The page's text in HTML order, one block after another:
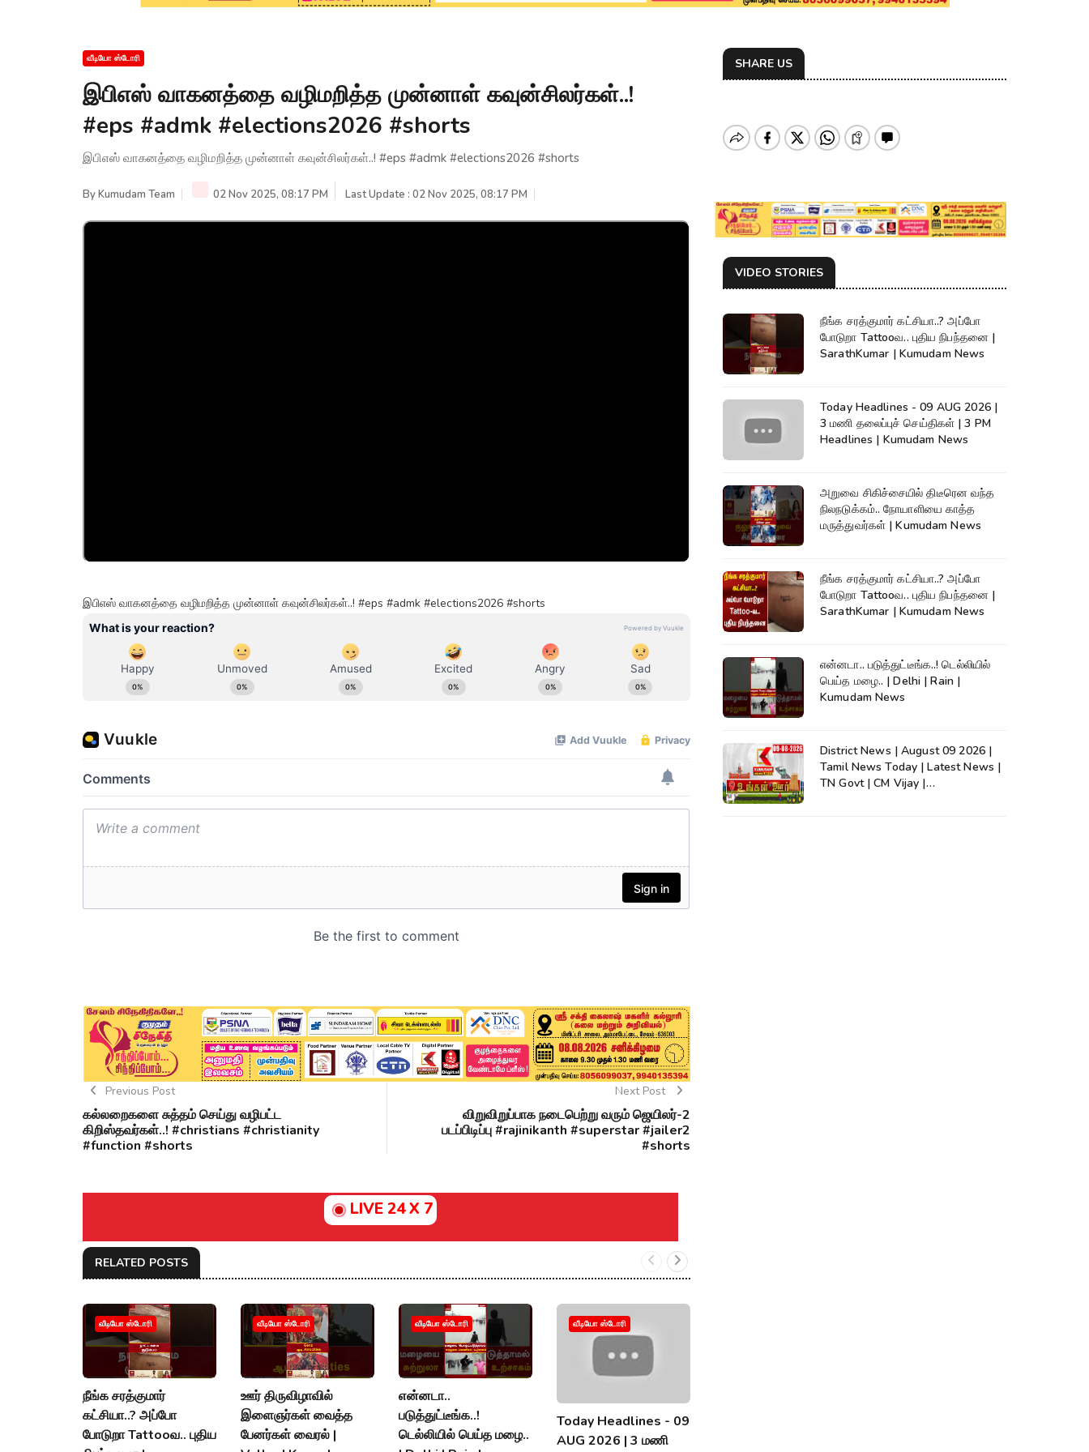
வீடியோ ஸ்டோரி
இபிஎஸ் வாகனத்தை வழிமறித்த முன்னாள் கவுன்சிலர்கள்..!
#eps #admk #elections2026 #shorts
இபிஎஸ் வாகனத்தை வழிமறித்த முன்னாள் கவுன்சிலர்கள்..! #eps #admk #elections2026 #shorts
ByKumudam Team 02 Nov 2025, 08:17 PM Last Update : 02 Nov 2025, 08:17 PM
இபிஎஸ் வாகனத்தை வழிமறித்த முன்னாள் கவுன்சிலர்கள்..! #eps #admk #elections2026 #shorts
Previous Post
கல்லறைகளை சுத்தம் செய்து வழிபட்ட
கிறிஸ்தவர்கள்..! #christians #christianity
#function #shorts
Next Post
விறுவிறுப்பாக நடைபெற்று வரும் ஜெயிலர்-2
படப்பிடிப்பு #rajinikanth #superstar #jailer2
#shorts
LIVE 24 X 7
RELATED POSTS
வீடியோ ஸ்டோரி
நீங்க சரத்குமார்
கட்சியா..? அப்போ
போடுறா Tattooவ.. புதிய
வீடியோ ஸ்டோரி
ஊர் திருவிழாவில்
இளைஞர்கள் வைத்த
பேனர்கள் வைரல் |
வீடியோ ஸ்டோரி
என்னடா..
படுத்துட்டீங்க..!
டெல்லியில் பெய்த மழை..
வீடியோ ஸ்டோரி
Today Headlines - 09
AUG 2026 | 3 மணி
SHARE US
VIDEO STORIES
நீங்க சரத்குமார் கட்சியா..? அப்போ
போடுறா Tattooவ.. புதிய நிபந்தனை |
SarathKumar | Kumudam News
Today Headlines - 09 AUG 2026 |
3 மணி தலைப்புச் செய்திகள் | 3 PM
Headlines | Kumudam News
அறுவை சிகிச்சையில் திடீரென வந்த
நிலநடுக்கம்.. நோயாளியை காத்த
மருத்துவர்கள் | Kumudam News
நீங்க சரத்குமார் கட்சியா..? அப்போ
போடுறா Tattooவ.. புதிய நிபந்தனை |
SarathKumar | Kumudam News
என்னடா.. படுத்துட்டீங்க..! டெல்லியில்
பெய்த மழை.. | Delhi | Rain |
Kumudam News
District News | August 09 2026 |
Tamil News Today | Latest News |
TN Govt | CM Vijay |